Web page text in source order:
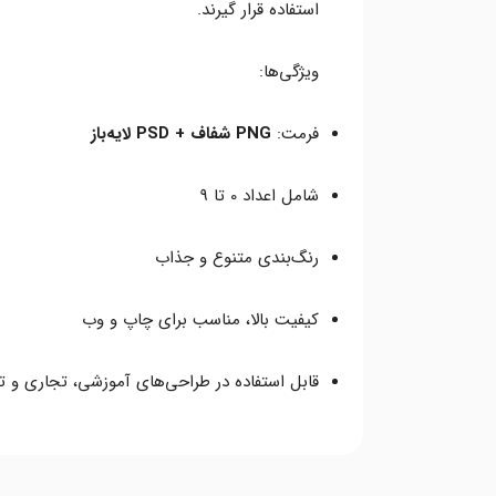
استفاده قرار گیرند.
ویژگی‌ها:
فرمت: PNG شفاف + PSD لایه‌باز
شامل اعداد 0 تا 9
رنگ‌بندی متنوع و جذاب
کیفیت بالا، مناسب برای چاپ و وب
قابل استفاده در طراحی‌های آموزشی، تجاری و